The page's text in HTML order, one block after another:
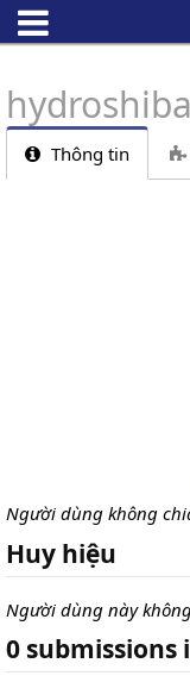
hydroshiba
Thông tin
Người dùng không
Huy hiệu
Người dùng này
0 submissions